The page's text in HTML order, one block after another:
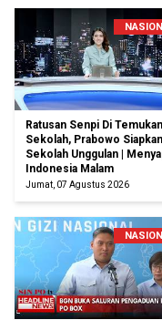
Ratusan Senpi Di
Sekolah, Prabowo Siapkan
Sekolah Unggulan |
Indonesia Malam
Jumat, 07 Agustus 2026